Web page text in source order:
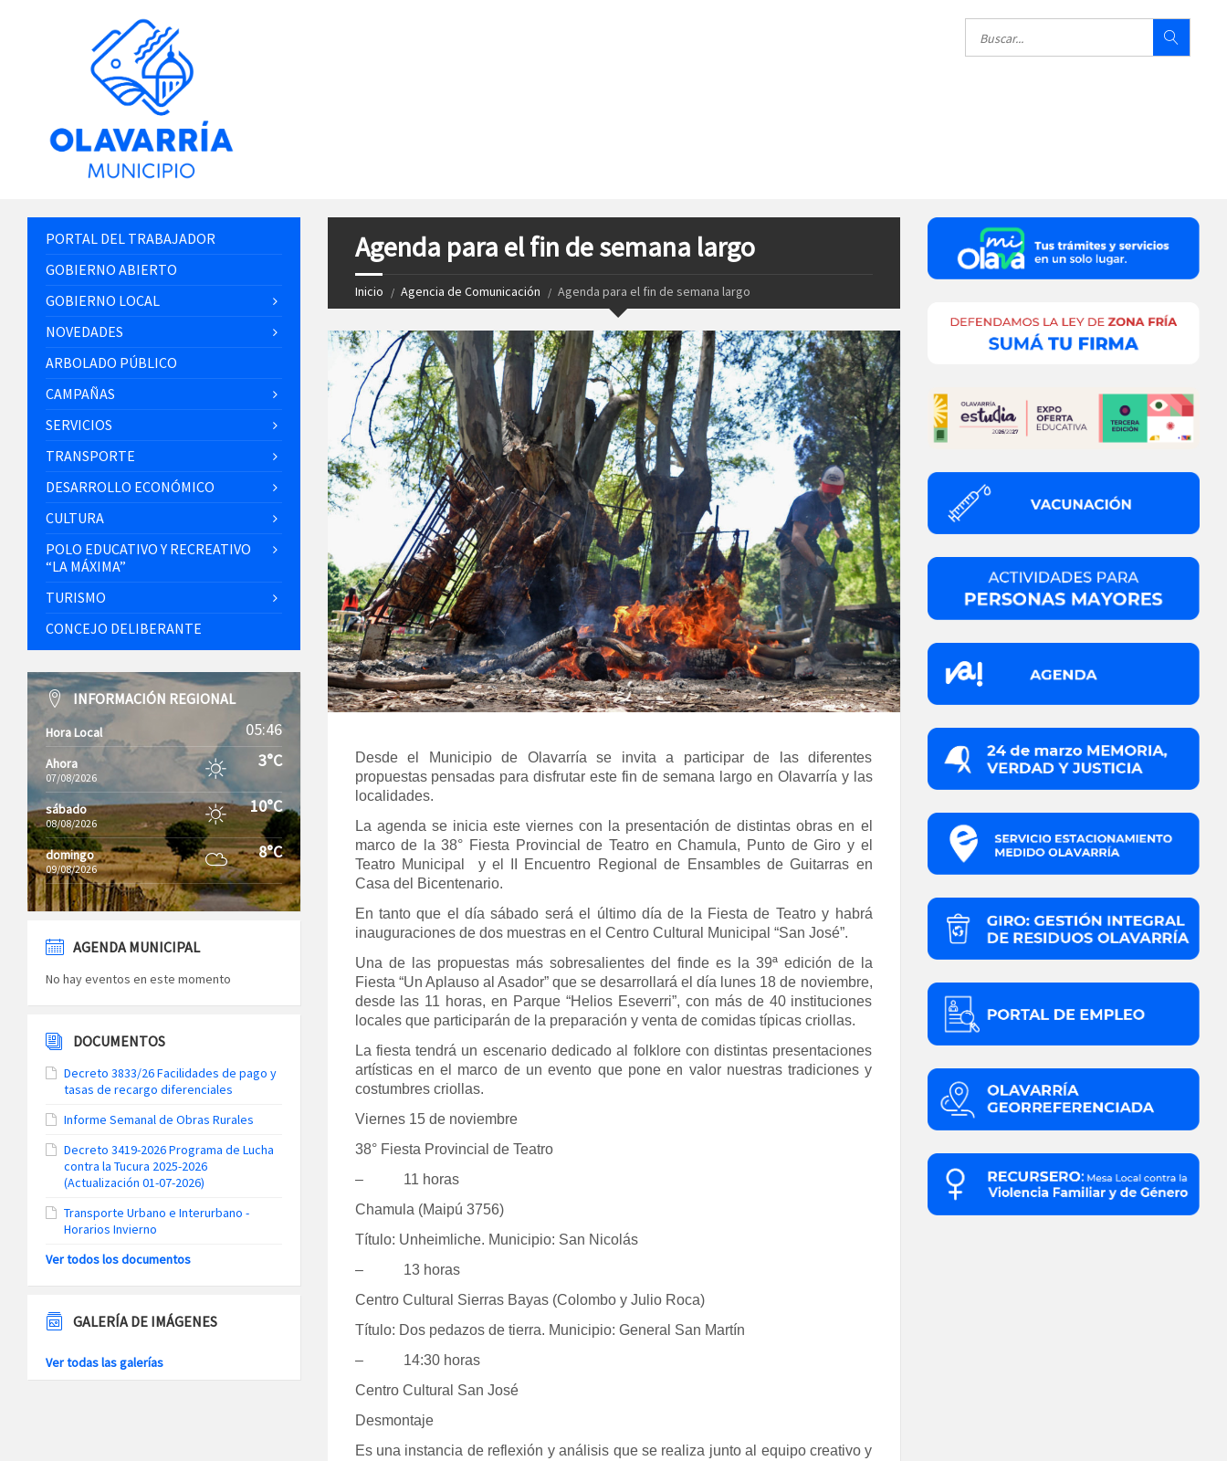
Agenda para el fin de semana largo
Inicio Agencia de Comunicación Agenda para el fin de semana largo
Desde el Municipio de Olavarría se invita a participar de las diferentes
propuestas pensadas para disfrutar este fin de semana largo en Olavarría y las
localidades.
La agenda se inicia este viernes con la presentación de distintas obras en el
marco de la 38° Fiesta Provincial de Teatro en Chamula, Punto de Giro y el
Teatro Municipal y el II Encuentro Regional de Ensambles de Guitarras en
Casa del Bicentenario.
En tanto que el día sábado será el último día de la Fiesta de Teatro y habrá
inauguraciones de dos muestras en el Centro Cultural Municipal “San José”.
Una de las propuestas más sobresalientes del finde es la 39ª edición de la
Fiesta “Un Aplauso al Asador” que se desarrollará el día lunes 18 de noviembre,
desde las 11 horas, en Parque “Helios Eseverri”, con más de 40 instituciones
locales que participarán de la preparación y venta de comidas típicas criollas.
La fiesta tendrá un escenario dedicado al folklore con distintas presentaciones
artísticas en el marco de un evento que pone en valor nuestras tradiciones y
costumbres criollas.
Viernes 15 de noviembre
38° Fiesta Provincial de Teatro
– 11 horas
Chamula (Maipú 3756)
Título: Unheimliche. Municipio: San Nicolás
– 13 horas
Centro Cultural Sierras Bayas (Colombo y Julio Roca)
Título: Dos pedazos de tierra. Municipio: General San Martín
– 14:30 horas
Centro Cultural San José
Desmontaje
Es una instancia de reflexión y análisis que se realiza junto al equipo creativo y
PORTAL DEL TRABAJADOR
GOBIERNO ABIERTO
GOBIERNO LOCAL
NOVEDADES
ARBOLADO PÚBLICO
CAMPAÑAS
SERVICIOS
TRANSPORTE
DESARROLLO ECONÓMICO
CULTURA
POLO EDUCATIVO Y RECREATIVO
“LA MÁXIMA”
TURISMO
CONCEJO DELIBERANTE
INFORMACIÓN REGIONAL
Hora Local 05:46
Ahora
07/08/2026
3°C
sábado
08/08/2026
10°C
domingo
09/08/2026
8°C
AGENDA MUNICIPAL
No hay eventos en este momento
DOCUMENTOS
Decreto 3833/26 Facilidades de pago y
tasas de recargo diferenciales
Informe Semanal de Obras Rurales
Decreto 3419-2026 Programa de Lucha
contra la Tucura 2025-2026
(Actualización 01-07-2026)
Transporte Urbano e Interurbano -
Horarios Invierno
Ver todos los documentos
GALERÍA DE IMÁGENES
Ver todas las galerías